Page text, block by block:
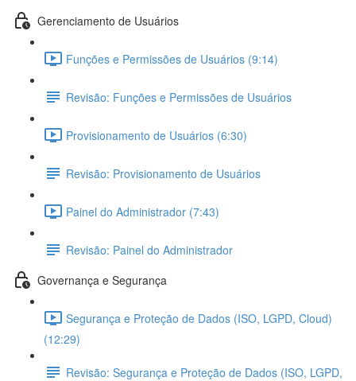
Gerenciamento de Usuários
Funções e Permissões de Usuários (9:14)
Revisão: Funções e Permissões de Usuários
Provisionamento de Usuários (6:30)
Revisão: Provisionamento de Usuários
Painel do Administrador (7:43)
Revisão: Painel do Administrador
Governança e Segurança
Segurança e Proteção de Dados (ISO, LGPD, Cloud)
(12:29)
Revisão: Segurança e Proteção de Dados (ISO, LGPD,